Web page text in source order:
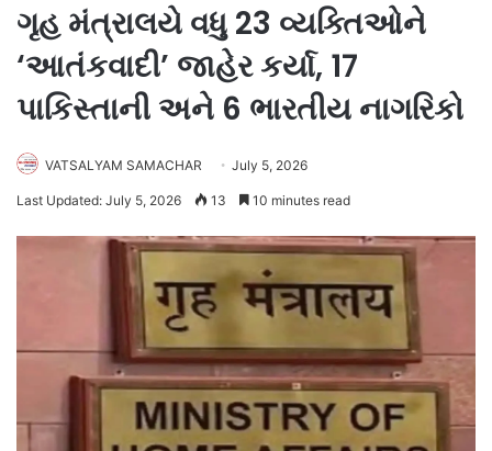
ગૃહ મંત્રાલયે વધુ 23 વ્યક્તિઓને
‘આતંકવાદી’ જાહેર કર્યા, 17
પાકિસ્તાની અને 6 ભારતીય નાગરિકો
VATSALYAM SAMACHAR July 5, 2026
Last Updated: July 5, 2026 13 10 minutes read